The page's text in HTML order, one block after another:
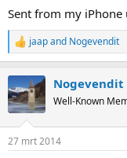
Sent from my iPhone
R
e
c
t
i
s
jaapand Nogevendit
Nogevendit
Well-Known
27 mrt 2014